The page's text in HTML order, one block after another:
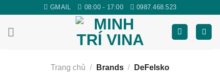
content
GMAIL 08:00 - 17:00 0987.468.523
Trang chủ / Brands / DeFelsko